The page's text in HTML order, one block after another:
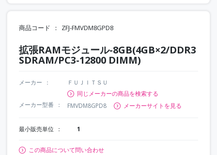
商品コード ZFJ-FMVDM8GPD8
拡張RAMモジュール-8GB(4GB×2/DDR3
SDRAM/PC3-12800 DIMM)
メーカー
ＦＵＪＩＴＳＵ
同じメーカーの商品を検索する
メーカー型番
FMVDM8GPD8 メーカーサイトを見る
最小販売単位 1
この商品について問い合わせ